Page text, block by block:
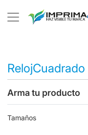
RelojCuadrado
Arma tu producto
Tamaños